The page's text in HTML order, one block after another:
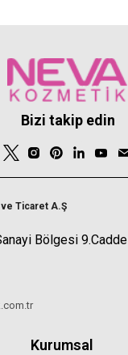
Bizi takip edin
Ticaret A.Ş
Bölgesi
Kurumsal